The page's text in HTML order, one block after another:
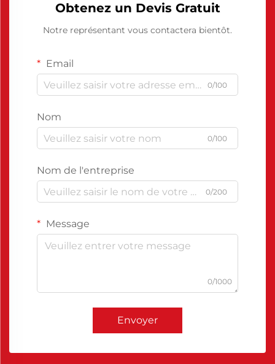
Obtenez un Devis Gratuit
Notre représentant vous contactera bientôt.
Email
0/100
Nom
0/100
Nom de l'entreprise
0/200
Message
0/1000
Envoyer